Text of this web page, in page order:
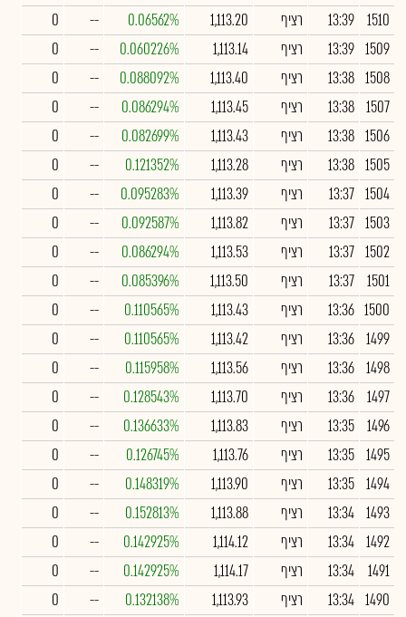
1510
13:39 רציף 1,113.20
0.06562%
--
0
1509
13:39 רציף 1,113.14
0.060226%
--
0
1508
13:38 רציף 1,113.40
0.088092%
--
0
1507
13:38 רציף 1,113.45
0.086294%
--
0
1506
13:38 רציף 1,113.43
0.082699%
--
0
1505
13:38 רציף 1,113.28
0.121352%
--
0
1504
13:37 רציף 1,113.39
0.095283%
--
0
1503
13:37 רציף 1,113.82
0.092587%
--
0
1502
13:37 רציף 1,113.53
0.086294%
--
0
1501
13:37 רציף 1,113.50
0.085396%
--
0
1500
13:36 רציף 1,113.43
0.110565%
--
0
1499
13:36 רציף 1,113.42
0.110565%
--
0
1498
13:36 רציף 1,113.56
0.115958%
--
0
1497
13:36 רציף 1,113.70
0.128543%
--
0
1496
13:35 רציף 1,113.83
0.136633%
--
0
1495
13:35 רציף 1,113.76
0.126745%
--
0
1494
13:35 רציף 1,113.90
0.148319%
--
0
1493
13:34 רציף 1,113.88
0.152813%
--
0
1492
13:34 רציף 1,114.12
0.142925%
--
0
1491
13:34 רציף 1,114.17
0.142925%
--
0
1490
13:34 רציף 1,113.93
0.132138%
--
0